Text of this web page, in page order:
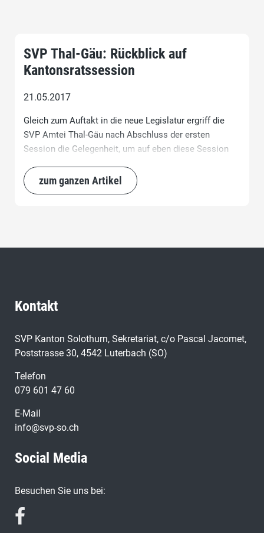
SVP Thal-Gäu: Rückblick auf
Kantonsratssession
21.05.2017
Gleich zum Auftakt in die neue Legislatur ergriff die
SVP Amtei Thal-Gäu nach Abschluss der ersten
Session die Gelegenheit, um auf eben diese Session
zum ganzen Artikel
Kontakt
SVP Kanton Solothurn, Sekretariat, c/o Pascal Jacomet,
Poststrasse 30, 4542 Luterbach (SO)
Telefon
079 601 47 60
E-Mail
info@svp-so.ch
Social Media
Besuchen Sie uns bei: